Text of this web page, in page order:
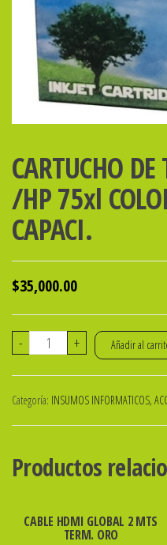
CARTUCHO
/HP 75xl
CAPACI.
$35,000.00
-
CARTUCHO
GLOBAL
/HP
COLOR
Mls.
+ Añadir al
Categoría: INSUMOS INFORMATICOS,
Productos
CABLE HDMI GLOBAL 2 MTS
TERM. ORO